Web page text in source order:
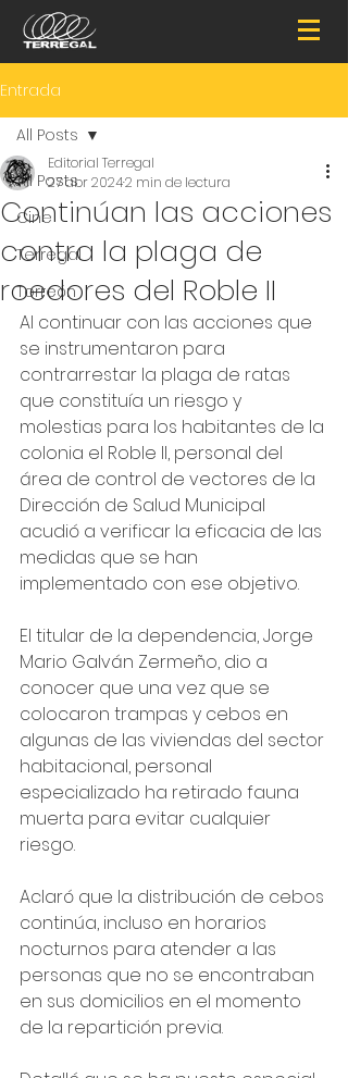
Entrada
All Posts
Cine
Terregal
Torreón
All Posts
Continúan las acciones
contra la plaga de
roedores del Roble II
Editorial Terregal
27 abr 20242 min de lectura
Al continuar con las acciones que
se instrumentaron para
contrarrestar la plaga de ratas
que constituía un riesgo y
molestias para los habitantes de la
colonia el Roble II, personal del
área de control de vectores de la
Dirección de Salud Municipal
acudió a verificar la eficacia de las
medidas que se han
implementado con ese objetivo.
El titular de la dependencia, Jorge
Mario Galván Zermeño, dio a
conocer que una vez que se
colocaron trampas y cebos en
algunas de las viviendas del sector
habitacional, personal
especializado ha retirado fauna
muerta para evitar cualquier
riesgo.
Aclaró que la distribución de cebos
continúa, incluso en horarios
nocturnos para atender a las
personas que no se encontraban
en sus domicilios en el momento
de la repartición previa.